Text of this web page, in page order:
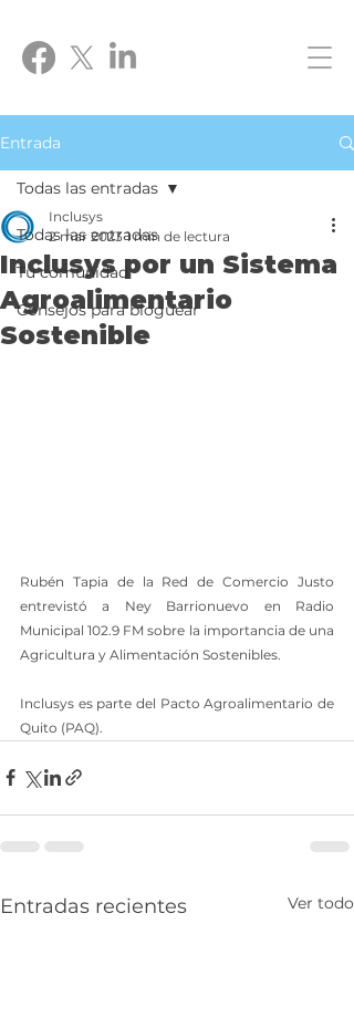
Entrada
Todas las entradas
Tu comunidad
Consejos para bloguear
Todas las entradas
Inclusys por un Sistema
Agroalimentario
Sostenible
Inclusys
2 mar 2023 1 min de lectura
Rubén Tapia de la Red de Comercio Justo
entrevistó a Ney Barrionuevo en Radio
Municipal 102.9 FM sobre la importancia de una
Agricultura y Alimentación Sostenibles.
Inclusys es parte del Pacto Agroalimentario de
Quito (PAQ).
Entradas recientes Ver todo